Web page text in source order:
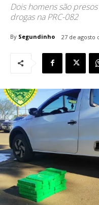
Dois homens são
drogas na PRC-082
By Segundinho 27 de agosto